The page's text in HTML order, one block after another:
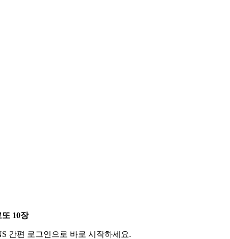
또 10장
간편 로그인으로 바로 시작하세요.